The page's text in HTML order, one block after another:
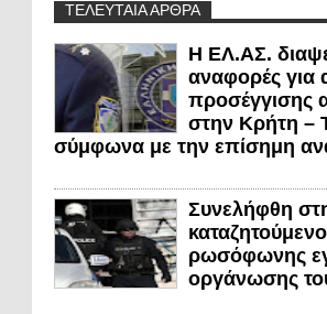
ΤΕΛΕΥΤΑΙΑ ΑΡΘΡΑ
Η ΕΛ.ΑΣ.
αναφορές για
προσέγγισης
στην Κρήτη –
σύμφωνα με την επίσημη
Συνελήφθη
ρωσόφωνης
οργάνωσης